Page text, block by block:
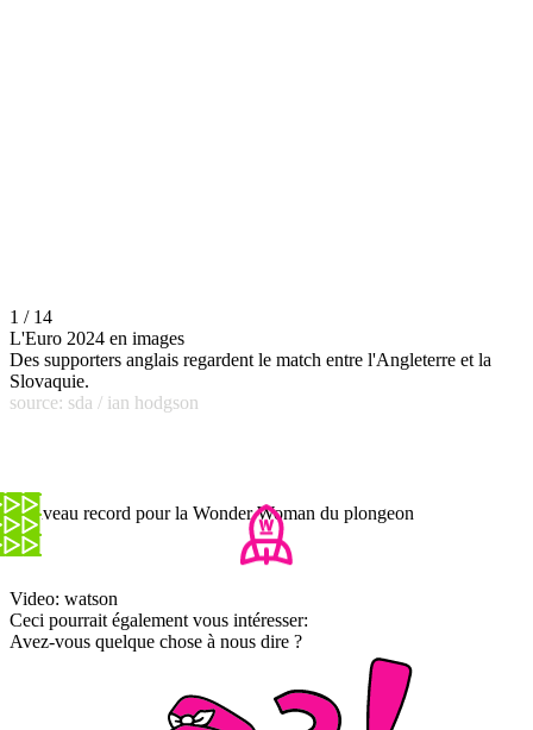
1 / 14
L'Euro 2024 en images
Des supporters anglais regardent le match entre l'Angleterre et la
Slovaquie.
source: sda / ian hodgson
Nouveau record pour la Wonder Woman du plongeon
Video: watson
Ceci pourrait également vous intéresser:
Avez-vous quelque chose à nous dire ?